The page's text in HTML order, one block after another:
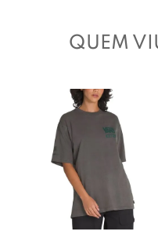
QUEM